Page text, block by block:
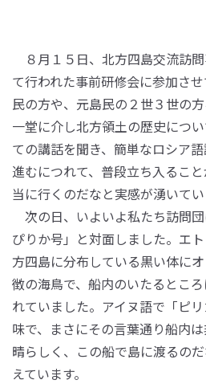
８月１５日、北方四島交流訪
て行われた事前研修会に参加さ
民の方や、元島民の２世３世の
一堂に介し北方領土の歴史につ
ての講話を聞き、簡単なロシア
進むにつれて、普段立ち入るこ
当に行くのだなと実感が湧いてい
次の日、いよいよ私たち訪問
ぴりか号」と対面しました。エ
方四島に分布している黒い体に
徴の海鳥で、船内のいたるとこ
れていました。アイヌ語で「ピ
味で、まさにその言葉通り船内
晴らしく、この船で島に渡るの
えています。